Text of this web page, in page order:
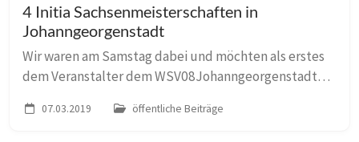
4 Initia Sachsenmeisterschaften in
Johanngeorgenstadt
Wir waren am Samstag dabei und möchten als erstes
dem Veranstalter dem WSV08Johanngeorgenstadt
wunderschöne Veranstaltung super organisiert. Hat
07.03.2019 öffentliche Beiträge